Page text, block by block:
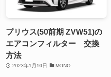
プリウス(50前期 ZVW51)の
エアコンフィルター 交換
方法
2023年1月10日 MONO